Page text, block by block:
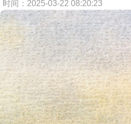
时间：2025-03-22 08:20:23